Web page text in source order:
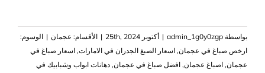
بواسطة admin_1g0y0zgp
| أكتوبر 25th, 2024 | الأقسام: عجمان | الوسوم:
ارخص صباغ في عجمان, اسعار الصبغ الجدران في الامارات, اسعار صباغ في
عجمان, اصباغ عجمان, افضل صباغ في عجمان, دهانات ابواب وشبابيك في